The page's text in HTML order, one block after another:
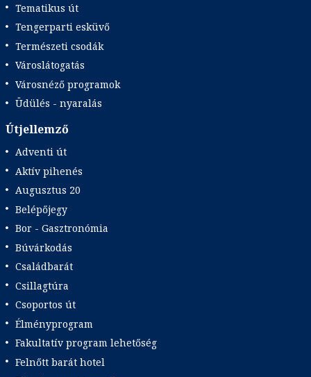
Tematikus út
Tengerparti esküvő
Természeti csodák
Városlátogatás
Városnéző programok
Üdülés - nyaralás
Útjellemző
Adventi út
Aktív pihenés
Augusztus 20
Belépőjegy
Bor - Gasztronómia
Búvárkodás
Családbarát
Csillagtúra
Csoportos út
Élményprogram
Fakultatív program lehetőség
Felnőtt barát hotel